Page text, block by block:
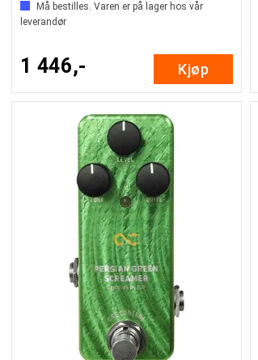
Må bestilles. Varen er på lager hos vår
leverandør
1 446,- Kjøp